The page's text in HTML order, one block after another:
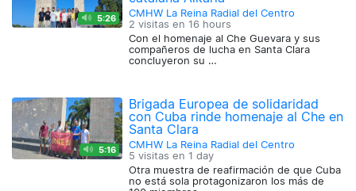
5:26
CMHW La Reina Radial del Centro
2 visitas en 16 hours
Con el homenaje al Che Guevara y sus
compañeros de lucha en Santa Clara
concluyeron su …
5:16
Brigada Europea de solidaridad
con Cuba rinde homenaje al Che en
Santa Clara
CMHW La Reina Radial del Centro
5 visitas en 1 day
Otra muestra de reafirmación de que Cuba
no está sola protagonizaron los más de